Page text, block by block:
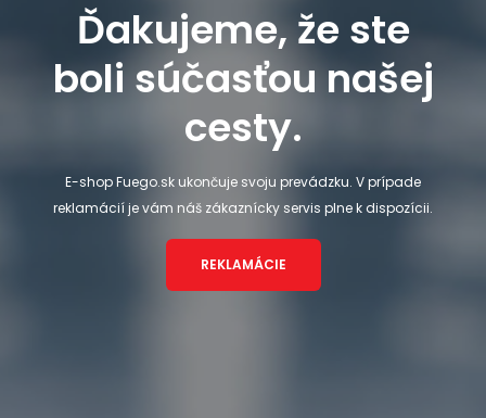
Ďakujeme, že ste
boli súčasťou našej
cesty.
E-shop Fuego.sk ukončuje svoju prevádzku. V prípade
reklamácií je vám náš zákaznícky servis plne k dispozícii.
REKLAMÁCIE